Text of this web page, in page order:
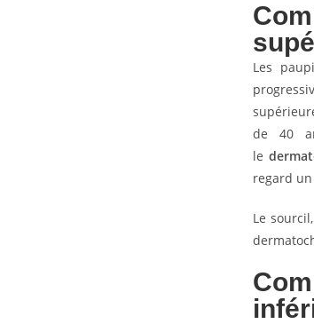
Les
de 40
le
regard
Le